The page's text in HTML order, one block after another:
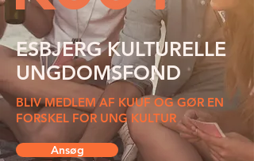
ESBJERG KULTURELLE
UNGDOMSFOND
BLIV MEDLEM AF KUUF OG GØR EN
FORSKEL FOR UNG KULTUR
Ansøg